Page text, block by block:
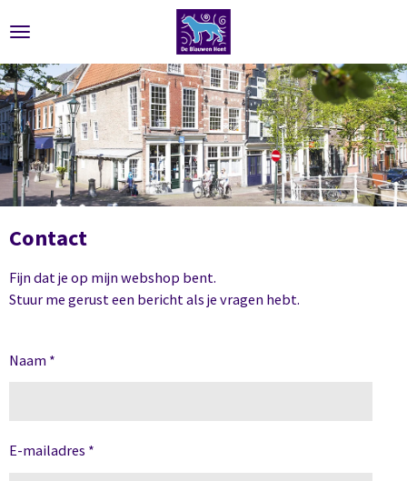
direct
naar
de
hoofdinhoud
Contact
Fijn dat je op mijn webshop bent.
Stuur me gerust een bericht als je vragen hebt.
Naam *
E-mailadres *